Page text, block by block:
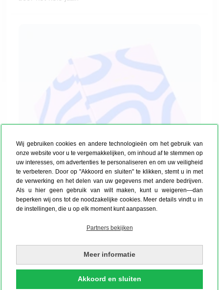
Wij gebruiken cookies en andere technologieën om het gebruik van
onze website voor u te vergemakkelijken, om inhoud af te stemmen op
uw interesses, om advertenties te personaliseren en om uw veiligheid
te verbeteren. Door op "Akkoord en sluiten" te klikken, stemt u in met
de verwerking en het delen van uw gegevens met andere bedrijven.
Als u hier geen gebruik van wilt maken, kunt u weigeren—dan
beperken wij ons tot de noodzakelijke cookies. Meer details vindt u in
de instellingen, die u op elk moment kunt aanpassen.
Partners bekijken
Meer informatie
Akkoord en sluiten